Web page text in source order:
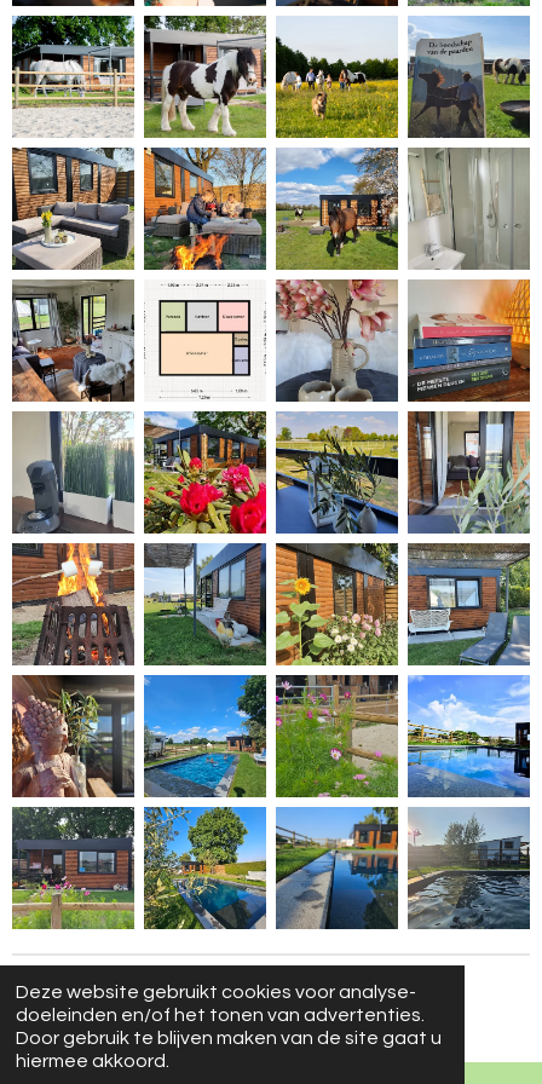
Deze website gebruikt cookies voor analyse-
doeleinden en/of het tonen van advertenties.
Door gebruik te blijven maken van de site gaat u
hiermee akkoord.
© 2019 - 2026 Delighted
Powered by JouwWeb